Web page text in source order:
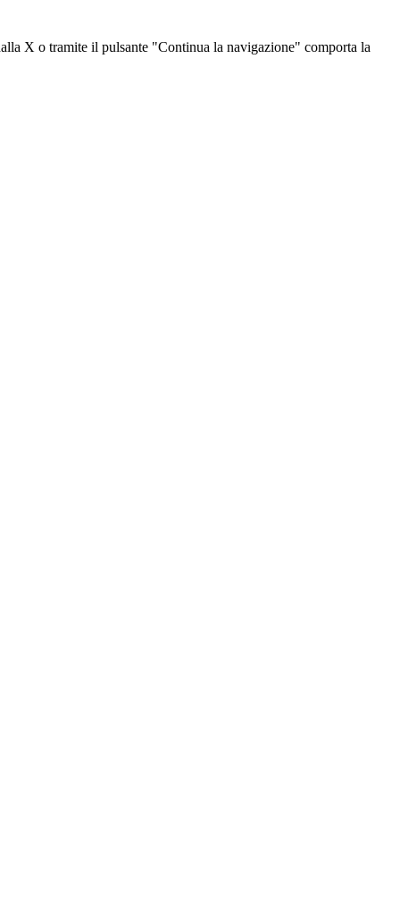
X o tramite il pulsante "Continua la navigazione" comporta la